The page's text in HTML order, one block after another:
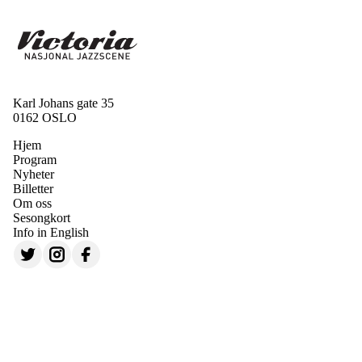
Karl Johans gate 35
0162 OSLO
Hjem
Program
Nyheter
Billetter
Om oss
Sesongkort
Info in English